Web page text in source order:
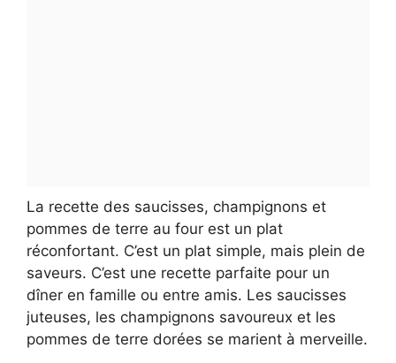
La recette des saucisses, champignons et
pommes de terre au four est un plat
réconfortant. C’est un plat simple, mais plein de
saveurs. C’est une recette parfaite pour un
dîner en famille ou entre amis. Les saucisses
juteuses, les champignons savoureux et les
pommes de terre dorées se marient à merveille.